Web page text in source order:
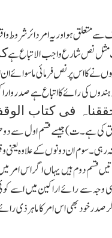
سے متعلق ہو اور یہ امر دائر
مثل نص شارع واجب الاتباع ہے
نے کااس پر نص فرمائی ماسوائے
کی رائے کا اتباع ہے صدر
فی کتاب
ہے۔ت)جیسے قسم اول سے دو
ان دونوں کے علاوہ یعنی وقف
قسم دوم ہیں یہاں اگر اس
سے رائے اراکین میں اسے
خود بھی اس امر کا ماہر ذی